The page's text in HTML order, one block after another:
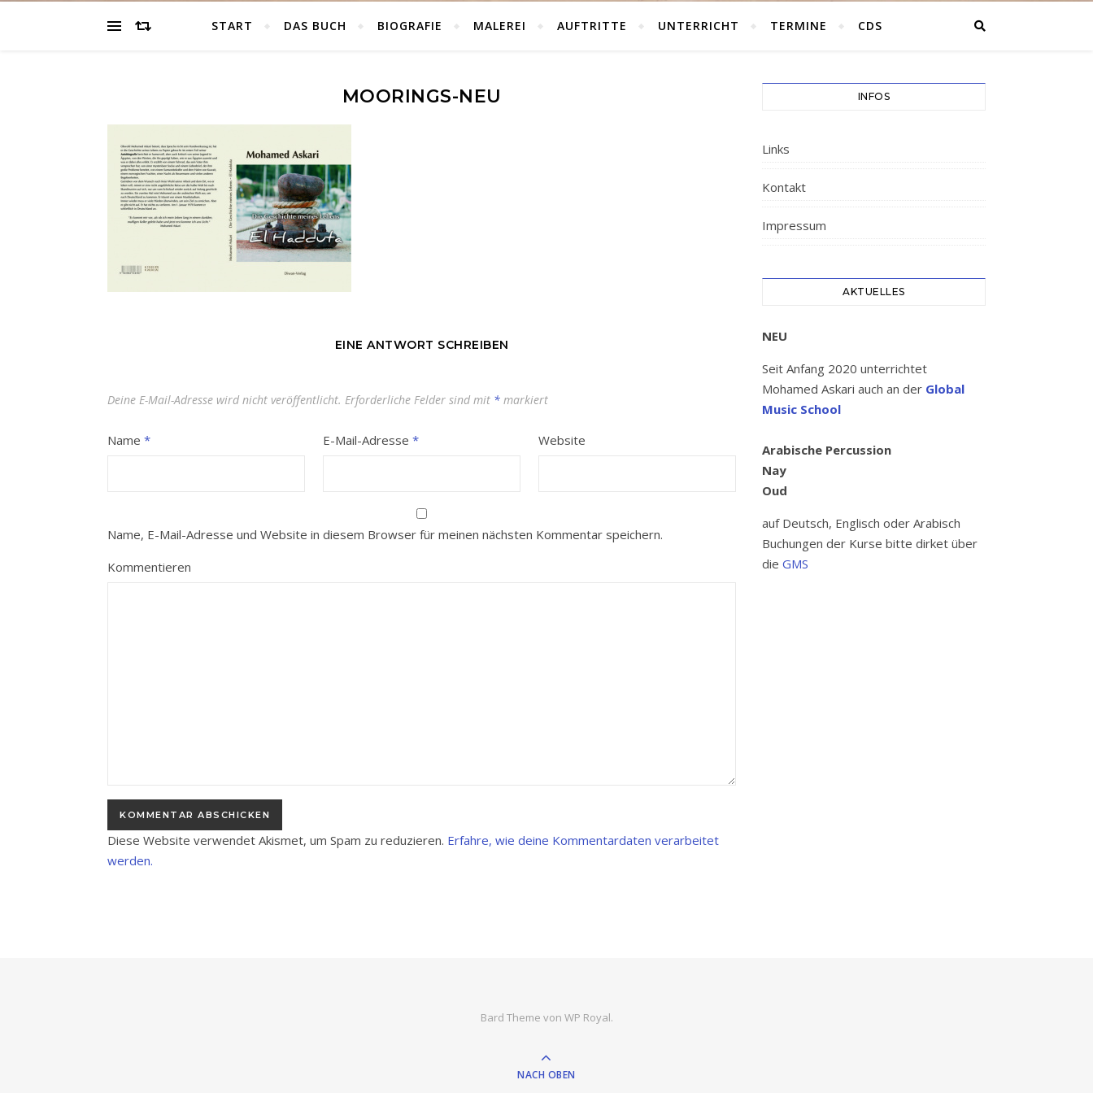
START DAS BUCH BIOGRAFIE MALEREI AUFTRITTE UNTERRICHT TERMINE CDS
MOORINGS-NEU
EINE ANTWORT SCHREIBEN
Deine E-Mail-Adresse wird nicht veröffentlicht. Erforderliche Felder sind mit * markiert
Name * E-Mail-Adresse * Website
Name, E-Mail-Adresse und Website in diesem Browser für meinen nächsten Kommentar speichern.
Kommentieren
Diese Website verwendet Akismet, um Spam zu reduzieren. Erfahre, wie deine Kommentardaten verarbeitet
werden.
INFOS
Links
Kontakt
Impressum
AKTUELLES
NEU
Seit Anfang 2020 unterrichtet
Mohamed Askari auch an der Global
Music School
Arabische Percussion
Nay
Oud
auf Deutsch, Englisch oder Arabisch
Buchungen der Kurse bitte dirket über
die GMS
Bard Theme von WP Royal.
NACH OBEN